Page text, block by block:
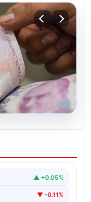
yatacak?
ikramiye
▲ +0.05%
▼ -0.11%